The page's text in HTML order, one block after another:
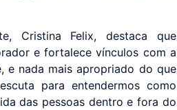
Cristina Felix, destaca que
e fortalece vínculos com a
e nada mais apropriado do que
para entendermos como
das pessoas dentro e fora do